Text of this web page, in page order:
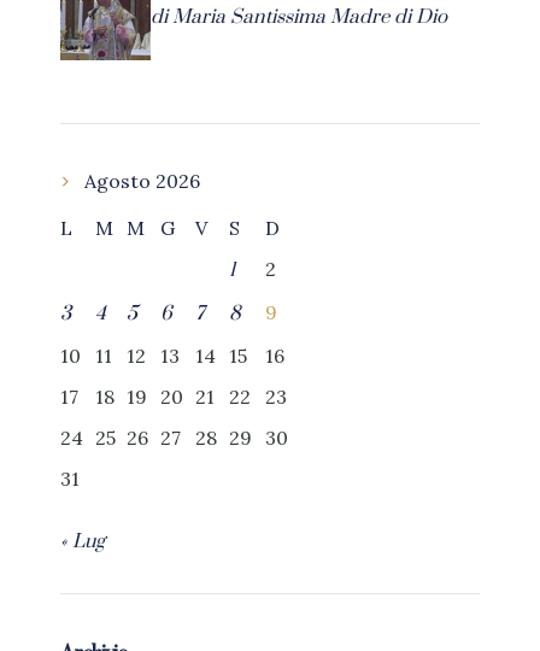
di Maria Santissima Madre di Dio
Agosto 2026
L
M M G V S
D
1
2
3
4 5 6 7 8
9
10
11 12 13 14 15
16
17
18 19 20 21 22
23
24 25 26 27 28 29
30
31
« Lug